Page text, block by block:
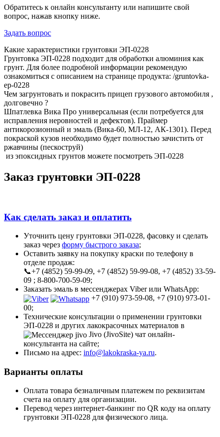
Обратитесь к онлайн консультанту или напишите свой
вопрос, нажав кнопку ниже.
Задать вопрос
Какие характеристики грунтовки ЭП-0228
Грунтовка ЭП-0228 подходит для обработки алюминия как
грунт. Для более подробной информации рекомендую
ознакомиться с описанием на странице продукта: /gruntovka-
ep-0228
Чем загрунтовать и покрасить прицеп грузового автомобиля ,
долговечно ?
Шпатлевка Вика Про универсальная (если потребуется для
исправления неровностей и дефектов). Праймер
антикорозионный и эмаль (Вика-60, МЛ-12, АК-1301). Перед
покраской кузов необходимо будет полностью зачистить от
ржавчины (пескоструй)
из эпоксидных грунтов можете посмотреть ЭП-0228
Заказ грунтовки ЭП-0228
Как сделать заказ и оплатить
Уточнить цену грунтовки ЭП-0228, фасовку и сделать
заказ через форму быстрого заказа;
Оставить заявку на покупку краски по телефону в
отделе продаж:
📞+7 (4852) 59-99-09, +7 (4852) 59-99-08, +7 (4852) 33-59-
09 ; 8-800-700-59-09;
Заказать эмаль в мессенджерах Viber или WhatsApp:
+7 (910) 973-59-08, +7 (910) 973-01-
00;
Технические консультации о применении грунтовки
ЭП-0228 и других лакокрасочных материалов в
Jivo (JivoSite) чат онлайн-
консультанта на сайте;
Письмо на адрес: info@lakokraska-ya.ru.
Варианты оплаты
Оплата товара безналичным платежем по реквизитам
счета на оплату для организации.
Перевод через интернет-банкинг по QR коду на оплату
грунтовки ЭП-0228 для физического лица.